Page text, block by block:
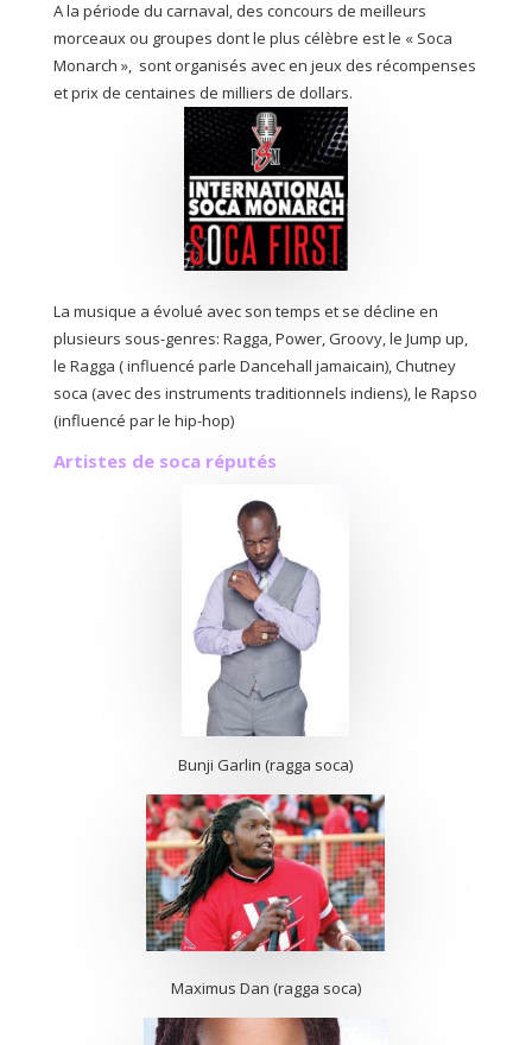
A la période du carnaval, des concours de meilleurs
morceaux ou groupes dont le plus célèbre est le « Soca
Monarch », sont organisés avec en jeux des récompenses
et prix de centaines de milliers de dollars.
La musique a évolué avec son temps et se décline en
plusieurs sous-genres: Ragga, Power, Groovy, le Jump up,
le Ragga ( influencé parle Dancehall jamaicain), Chutney
soca (avec des instruments traditionnels indiens), le Rapso
(influencé par le hip-hop)
Artistes de soca réputés
Bunji Garlin (ragga soca)
Maximus Dan (ragga soca)